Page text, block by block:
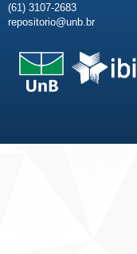
(61) 3107-2683
repositorio@unb.br